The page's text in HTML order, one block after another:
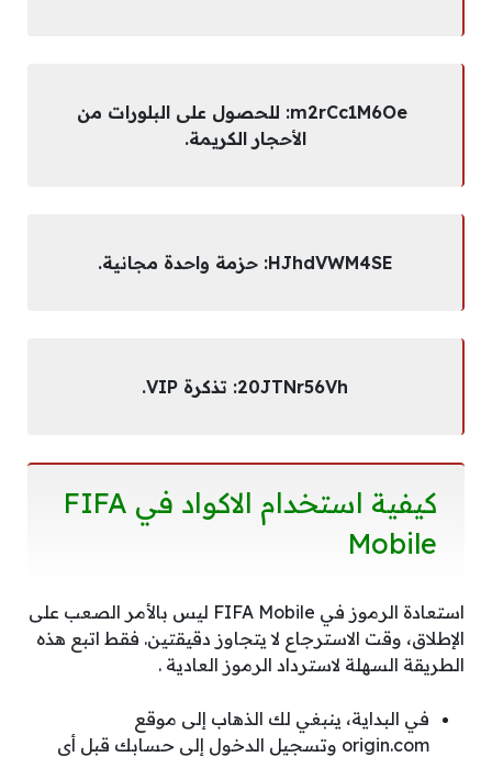
m2rCc1M6Oe: للحصول على البلورات من
الأحجار الكريمة.
HJhdVWM4SE: حزمة واحدة مجانية.
20JTNr56Vh: تذكرة VIP.
كيفية استخدام الاكواد في FIFA
Mobile
استعادة الرموز في FIFA Mobile ليس بالأمر الصعب على
الإطلاق، وقت الاسترجاع لا يتجاوز دقيقتين. فقط اتبع هذه
الطريقة السهلة لاسترداد الرموز العادية .
في البداية، ينبغي لك الذهاب إلى موقع
origin.com وتسجيل الدخول إلى حسابك قبل أي